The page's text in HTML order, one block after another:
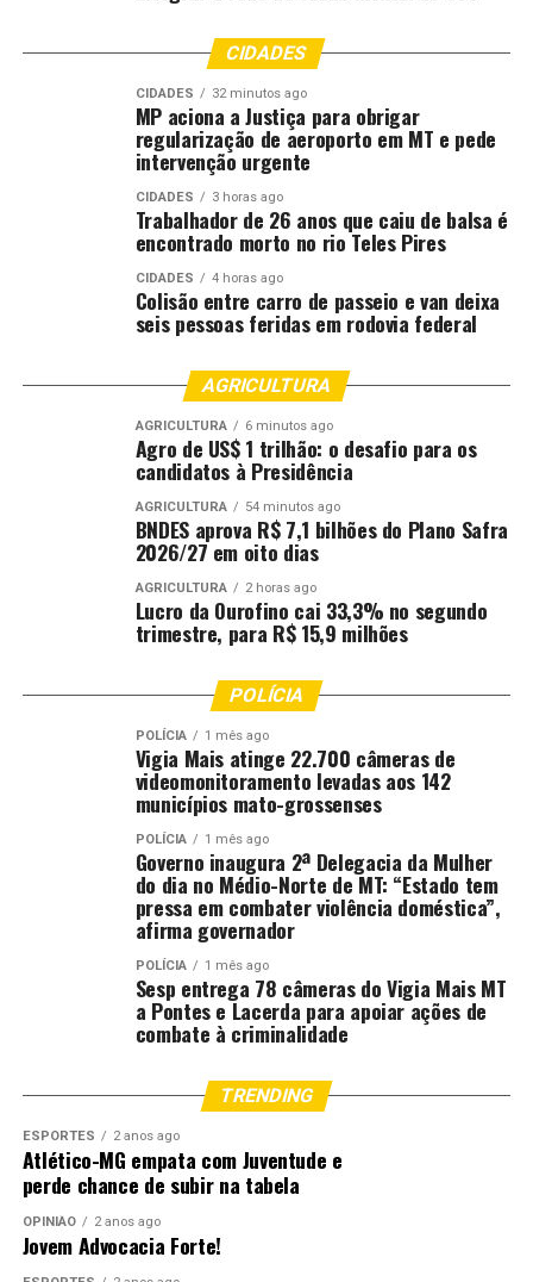
construção chegou a 53% de execução.
Em seguida, Mauro Mendes anunciou novos
investimentos que somam mais de R$ 171,06 milhões
para Tangará da Serra.
Sede do Hospital Regional de Tangará da Serra. Crédito: Tonico
Pinheiro/Secom-MT
O Governo do Estado assinou convênio com a Prefeitura
de Tangará da Serra para a construção de asfalto novo
em estrada vicinal no Distrito de Progresso. O
investimento estadual nessa ação é de R$ 2,3 milhões.
Também foi firmado convênio para a pavimentação de
7,43 quilômetros nas Estradas Canta Galo e Água
Branca, no valor de R$ 4,2 milhões.
Na área urbana, o governo assinou convênio para
construção de asfalto novo na avenida Devanir Barbato
e na estrada municipal TS-24, com investimento de R$
1,2 milhão, além de R$ 1,9 milhão para pavimentação da
estrada municipal TS-42. Também foi autorizada a
recuperação do asfalto de ruas e avenidas do bairro Alto
Boa Vista, com aporte de R$ 2,9 milhões, e a assinatura
de convênio para recuperar vias urbanas no bairro Setor
E – Etapa 1, no valor de R$ 5 milhões.
Ainda em infraestrutura, foi lançada a obra de
recuperação das pistas do Aeroporto de Tangará da
Serra, com investimento de R$ 9,3 milhões. O governo
também autorizou a licitação para a duplicação de 89,5
metros da ponte sobre o rio Sepotuba, na MT-426, com
investimento de R$ 5,7 milhões.
CIDADES
CIDADES 32 minutos ago
MP aciona a Justiça para obrigar
regularização de aeroporto em MT e pede
intervenção urgente
CIDADES 3 horas ago
Trabalhador de 26 anos que caiu de balsa é
encontrado morto no rio Teles Pires
CIDADES 4 horas ago
Colisão entre carro de passeio e van deixa
seis pessoas feridas em rodovia federal
AGRICULTURA
AGRICULTURA 6 minutos ago
Agro de US$ 1 trilhão: o desafio para os
candidatos à Presidência
AGRICULTURA 54 minutos ago
BNDES aprova R$ 7,1 bilhões do Plano Safra
2026/27 em oito dias
AGRICULTURA 2 horas ago
Lucro da Ourofino cai 33,3% no segundo
trimestre, para R$ 15,9 milhões
POLÍCIA
POLÍCIA 1 mês ago
Vigia Mais atinge 22.700 câmeras de
videomonitoramento levadas aos 142
municípios mato-grossenses
POLÍCIA 1 mês ago
Governo inaugura 2ª Delegacia da Mulher
do dia no Médio-Norte de MT: “Estado tem
pressa em combater violência doméstica”,
afirma governador
POLÍCIA 1 mês ago
Sesp entrega 78 câmeras do Vigia Mais MT
a Pontes e Lacerda para apoiar ações de
combate à criminalidade
TRENDING
ESPORTES 2 anos ago
Atlético-MG empata com Juventude e
perde chance de subir na tabela
OPINIÃO 2 anos ago
Jovem Advocacia Forte!